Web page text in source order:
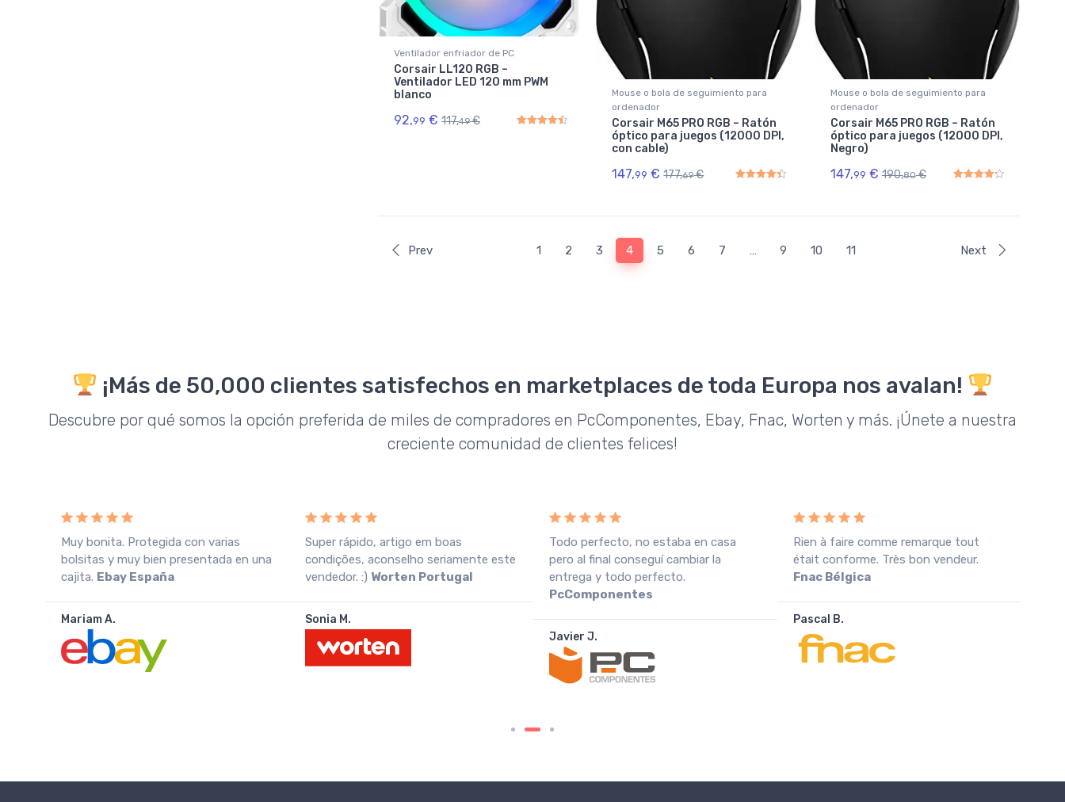
Ventilador enfriador de PC
Corsair LL120 RGB –
Ventilador LED 120 mm PWM
blanco
92,99 € 117,49 €
Mouse o bola de seguimiento para
ordenador
Corsair M65 PRO RGB – Ratón
óptico para juegos (12000 DPI,
con cable)
147,99 € 177,69 €
Mouse o bola de seguimiento para
ordenador
Corsair M65 PRO RGB – Ratón
óptico para juegos (12000 DPI,
Negro)
147,99 € 190,80 €
Prev 1 2 3 4 5 6 7 … 9 10 11 Next
¡Más de 50,000 clientes satisfechos en marketplaces de toda Europa nos avalan!
Descubre por qué somos la opción preferida de miles de compradores en PcComponentes, Ebay, Fnac, Worten y más. ¡Únete a nuestra
creciente comunidad de clientes felices!
Muy bonita. Protegida con varias
bolsitas y muy bien presentada en una
cajita. Ebay España
Mariam A.
Super rápido, artigo em boas
condições, aconselho seriamente este
vendedor. :) Worten Portugal
Sonia M.
Todo perfecto, no estaba en casa
pero al final conseguí cambiar la
entrega y todo perfecto.
PcComponentes
Javier J.
Rien à faire comme remarque tout
était conforme. Très bon vendeur.
Fnac Bélgica
Pascal B.